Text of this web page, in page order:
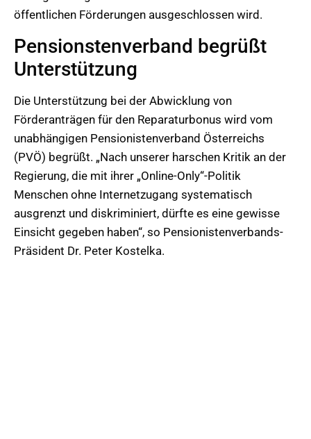
öffentlichen Förderungen ausgeschlossen wird.
Pensionstenverband begrüßt
Unterstützung
Die Unterstützung bei der Abwicklung von
Förderanträgen für den Reparaturbonus wird vom
unabhängigen Pensionistenverband Österreichs
(PVÖ) begrüßt. „Nach unserer harschen Kritik an der
Regierung, die mit ihrer „Online-Only“-Politik
Menschen ohne Internetzugang systematisch
ausgrenzt und diskriminiert, dürfte es eine gewisse
Einsicht gegeben haben“, so Pensionistenverbands-
Präsident Dr. Peter Kostelka.